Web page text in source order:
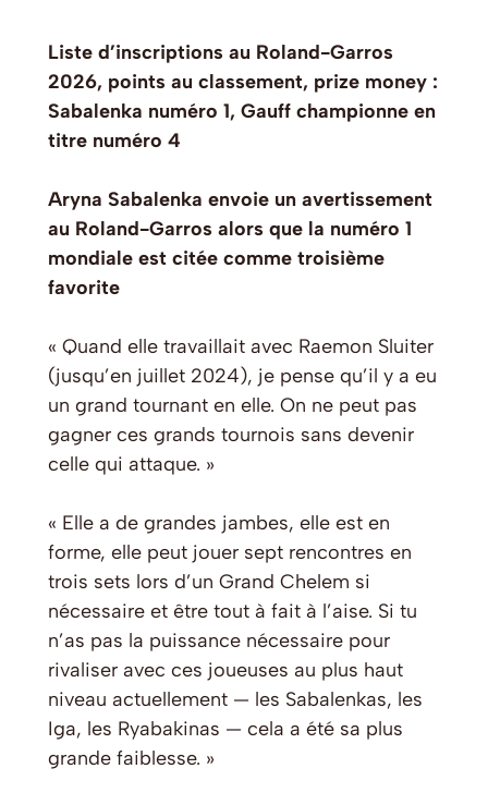
Liste d’inscriptions au Roland-Garros
2026, points au classement, prize money :
Sabalenka numéro 1, Gauff championne en
titre numéro 4
Aryna Sabalenka envoie un avertissement
au Roland-Garros alors que la numéro 1
mondiale est citée comme troisième
favorite
« Quand elle travaillait avec Raemon Sluiter
(jusqu’en juillet 2024), je pense qu’il y a eu
un grand tournant en elle. On ne peut pas
gagner ces grands tournois sans devenir
celle qui attaque. »
« Elle a de grandes jambes, elle est en
forme, elle peut jouer sept rencontres en
trois sets lors d’un Grand Chelem si
nécessaire et être tout à fait à l’aise. Si tu
n’as pas la puissance nécessaire pour
rivaliser avec ces joueuses au plus haut
niveau actuellement — les Sabalenkas, les
Iga, les Ryabakinas — cela a été sa plus
grande faiblesse. »